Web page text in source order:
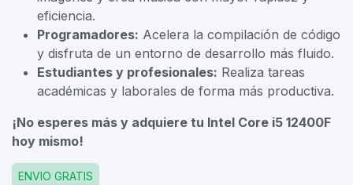
eficiencia.
Programadores: Acelera la compilación de código
y disfruta de un entorno de desarrollo más fluido.
Estudiantes y profesionales: Realiza tareas
académicas y laborales de forma más productiva.
¡No esperes más y adquiere tu Intel Core i5 12400F
hoy mismo!
ENVIO GRATIS